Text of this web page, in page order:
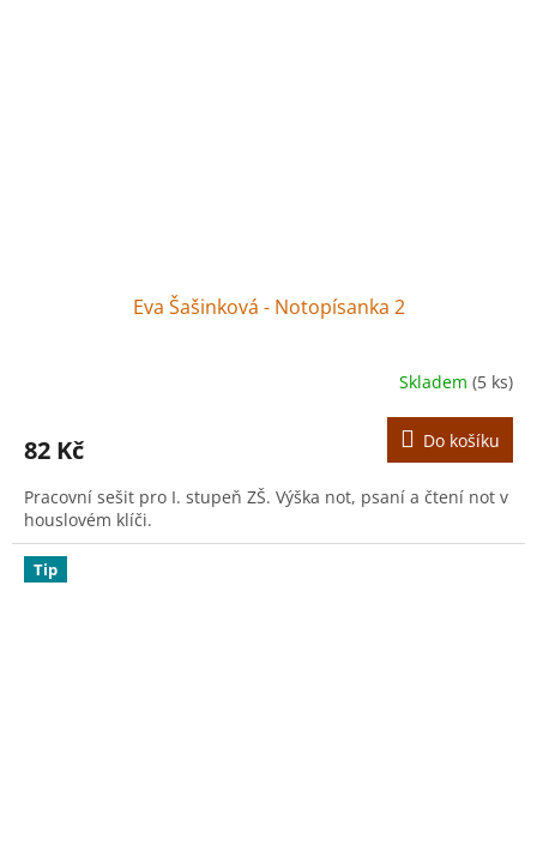
Eva Šašinková - Notopísanka 2
Skladem (5 ks)
82 Kč Do košíku
Pracovní sešit pro I. stupeň ZŠ. Výška not, psaní a čtení not v
houslovém klíči.
Tip